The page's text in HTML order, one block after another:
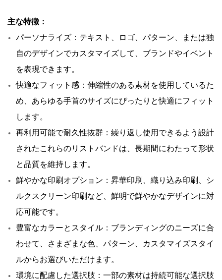
主な特徴：
パーソナライズ：テキスト、ロゴ、パターン、または独
自のデザインでカスタマイズして、ブランドやイベント
を表現できます。
快適なフィット感：伸縮性のある素材を使用しているた
め、あらゆる手首のサイズにぴったりと快適にフィット
します。
再利用可能で耐久性抜群：繰り返し使用できるよう設計
されたこれらのリストバンドは、長期間にわたって形状
と品質を維持します。
鮮やかな印刷オプション：昇華印刷、織り込み印刷、シ
ルクスクリーン印刷など、鮮明で鮮やかなデザインに対
応可能です。
豊富なカラーとスタイル：ブランディングのニーズに合
わせて、さまざまな色、パターン、カスタマイズスタイ
ルからお選びいただけます。
環境に配慮した選択肢：一部の素材は持続可能な選択肢